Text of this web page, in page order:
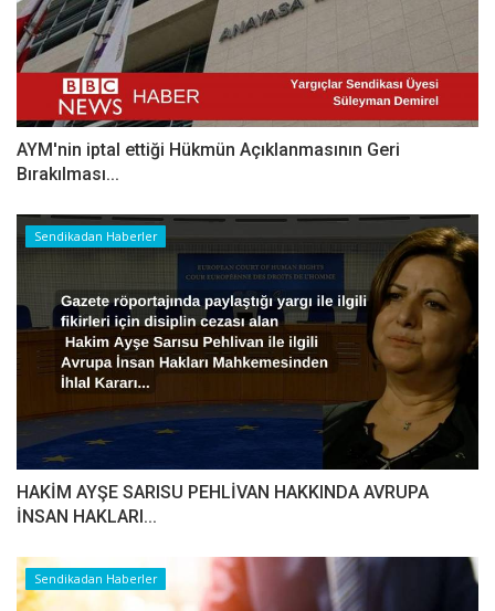
AYM'nin iptal ettiği Hükmün Açıklanmasının Geri
Bırakılması...
Sendikadan Haberler
HAKİM AYŞE SARISU PEHLİVAN HAKKINDA AVRUPA
İNSAN HAKLARI...
Sendikadan Haberler